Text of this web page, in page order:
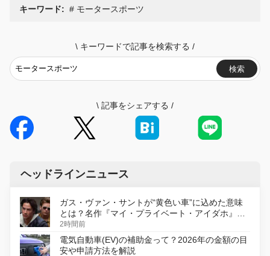
キーワード: モータースポーツ
\ キーワードで記事を検索する /
検索
\ 記事をシェアする /
ヘッドラインニュース
ガス・ヴァン・サントが“黄色い車”に込めた意味
とは？名作『マイ・プライベート・アイダホ』が
初のデジタルリマスター版で復活
2時間前
電気自動車(EV)の補助金って？2026年の金額の目
安や申請方法を解説